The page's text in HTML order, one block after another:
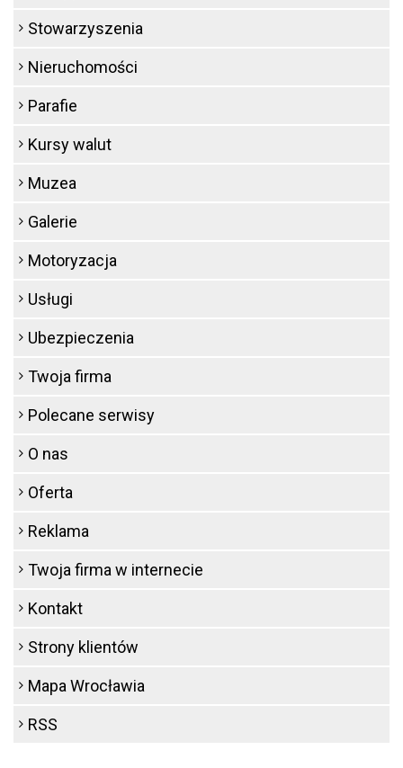
Stowarzyszenia
Nieruchomości
Parafie
Kursy walut
Muzea
Galerie
Motoryzacja
Usługi
Ubezpieczenia
Twoja firma
Polecane serwisy
O nas
Oferta
Reklama
Twoja firma w internecie
Kontakt
Strony klientów
Mapa Wrocławia
RSS